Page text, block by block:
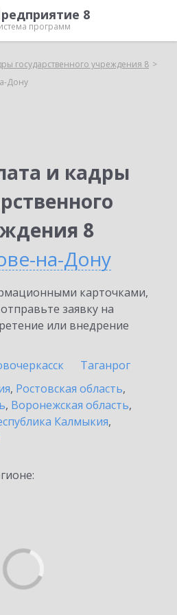
8
программ
государственного учреждения 8
Дону
и кадры
8
на-Дону
карточками,
заявку на
или внедрение
Таганрог
, Ростовская область,
, Воронежская область,
Калмыкия,